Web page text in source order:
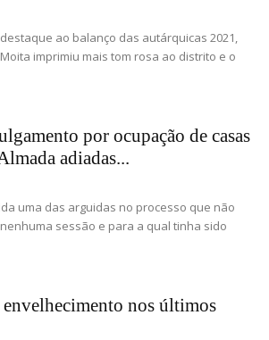
ao balanço das autárquicas 2021,
imprimiu mais tom rosa ao distrito e o
por ocupação de casas
adiadas...
uma das arguidas no processo que não
sessão e para a qual tinha sido
nos últimos